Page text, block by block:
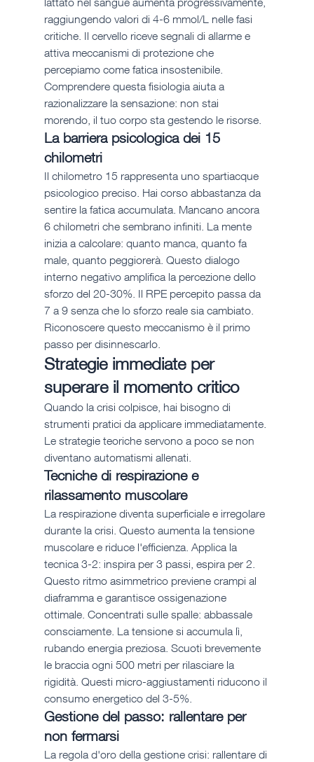
raggiungendo valori di 4-6 mmol/L nelle fasi
critiche. Il cervello riceve segnali di allarme e
attiva meccanismi di protezione che
percepiamo come fatica insostenibile.
Comprendere questa fisiologia aiuta a
razionalizzare la sensazione: non stai
morendo, il tuo corpo sta gestendo le risorse.
La barriera psicologica dei 15
chilometri
Il chilometro 15 rappresenta uno spartiacque
psicologico preciso. Hai corso abbastanza da
sentire la fatica accumulata. Mancano ancora
6 chilometri che sembrano infiniti. La mente
inizia a calcolare: quanto manca, quanto fa
male, quanto peggiorerà. Questo dialogo
interno negativo amplifica la percezione dello
sforzo del 20-30%. Il RPE percepito passa da
7 a 9 senza che lo sforzo reale sia cambiato.
Riconoscere questo meccanismo è il primo
passo per disinnescarlo.
Strategie immediate per
superare il momento critico
Quando la crisi colpisce, hai bisogno di
strumenti pratici da applicare immediatamente.
Le strategie teoriche servono a poco se non
diventano automatismi allenati.
Tecniche di respirazione e
rilassamento muscolare
La respirazione diventa superficiale e irregolare
durante la crisi. Questo aumenta la tensione
muscolare e riduce l'efficienza. Applica la
tecnica 3-2: inspira per 3 passi, espira per 2.
Questo ritmo asimmetrico previene crampi al
diaframma e garantisce ossigenazione
ottimale. Concentrati sulle spalle: abbassale
consciamente. La tensione si accumula lì,
rubando energia preziosa. Scuoti brevemente
le braccia ogni 500 metri per rilasciare la
rigidità. Questi micro-aggiustamenti riducono il
consumo energetico del 3-5%.
Gestione del passo: rallentare per
non fermarsi
La regola d'oro della gestione crisi: rallentare di